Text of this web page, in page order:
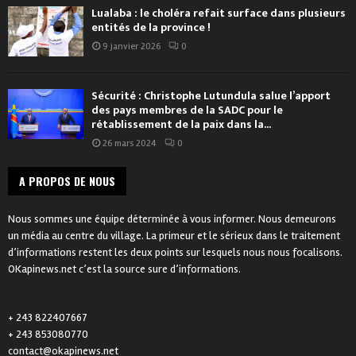
Lualaba : le choléra refait surface dans plusieurs
entités de la province !
9 janvier 2026 0
Sécurité : Christophe Lutundula salue l’apport
des pays membres de la SADC pour le
rétablissement de la paix dans la...
26 mars 2024 0
A PROPOS DE NOUS
Nous sommes une équipe déterminée à vous informer. Nous demeurons
un média au centre du village. La primeur et le sérieux dans le traitement
d’informations restent les deux points sur lesquels nous nous focalisons.
OKapinews.net c’est la source sure d’informations.
+ 243 822407667
+ 243 853080770
contact@okapinews.net